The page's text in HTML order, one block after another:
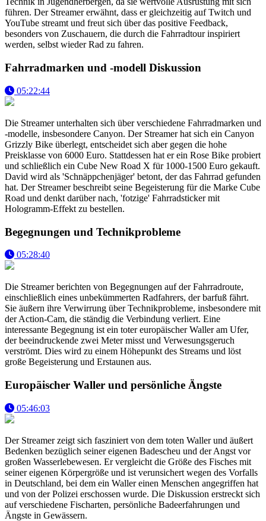
führen. Der Streamer erwähnt, dass er gleichzeitig auf Twitch und
YouTube streamt und freut sich über das positive Feedback,
besonders von Zuschauern, die durch die Fahrradtour inspiriert
werden, selbst wieder Rad zu fahren.
Fahrradmarken und -modell Diskussion
05:22:44
Die Streamer unterhalten sich über verschiedene Fahrradmarken und
-modelle, insbesondere Canyon. Der Streamer hat sich ein Canyon
Grizzly Bike überlegt, entscheidet sich aber gegen die hohe
Preisklasse von 6000 Euro. Stattdessen hat er ein Rose Bike probiert
und schließlich ein Cube New Road X für 1000-1500 Euro gekauft.
David wird als 'Schnäppchenjäger' betont, der das Fahrrad gefunden
hat. Der Streamer beschreibt seine Begeisterung für die Marke Cube
Road und denkt darüber nach, 'fotzige' Fahrradsticker mit
Hologramm-Effekt zu bestellen.
Begegnungen und Technikprobleme
05:28:40
Die Streamer berichten von Begegnungen auf der Fahrradroute,
einschließlich eines unbekümmerten Radfahrers, der barfuß fährt.
Sie äußern ihre Verwirrung über Technikprobleme, insbesondere mit
der Action-Cam, die ständig die Verbindung verliert. Eine
interessante Begegnung ist ein toter europäischer Waller am Ufer,
der beeindruckende zwei Meter misst und Verwesungsgeruch
verströmt. Dies wird zu einem Höhepunkt des Streams und löst
große Begeisterung und Erstaunen aus.
Europäischer Waller und persönliche Ängste
05:46:03
Der Streamer zeigt sich fasziniert von dem toten Waller und äußert
Bedenken bezüglich seiner eigenen Badescheu und der Angst vor
großen Wasserlebewesen. Er vergleicht die Größe des Fisches mit
seiner eigenen Körpergröße und ist verunsichert wegen des Vorfalls
in Deutschland, bei dem ein Waller einen Menschen angegriffen hat
und von der Polizei erschossen wurde. Die Diskussion erstreckt sich
auf verschiedene Fischarten, persönliche Badeerfahrungen und
Ängste in Gewässern.